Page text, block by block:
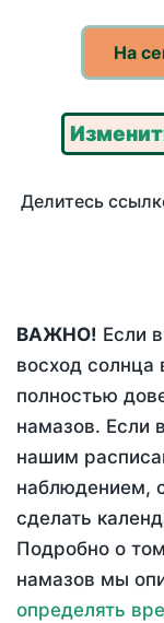
На
Делитесь
ВАЖНО! Если
восход солнца
полностью
намазов. Если
нашим
наблюдением,
сделать
Подробно о
намазов мы
определять